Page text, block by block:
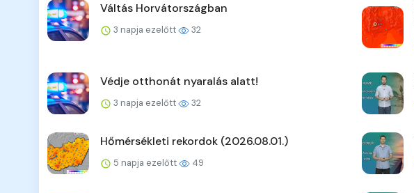
Váltás Horvátországban
3 napja ezelőtt 32
Védje otthonát nyaralás alatt!
3 napja ezelőtt 32
Hőmérsékleti rekordok (2026.08.01.)
5 napja ezelőtt 49